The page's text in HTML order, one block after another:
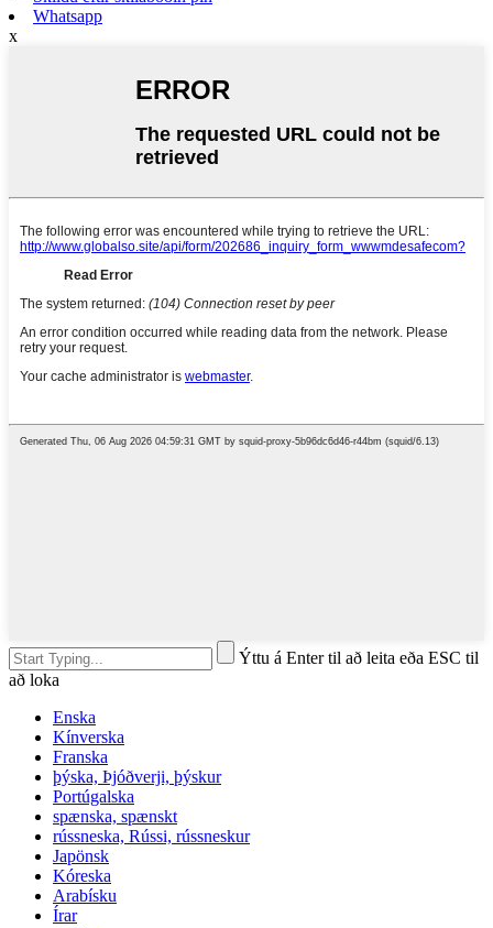
Whatsapp
x
Ýttu á Enter til að leita eða ESC til
að loka
Enska
Kínverska
Franska
þýska, Þjóðverji, þýskur
Portúgalska
spænska, spænskt
rússneska, Rússi, rússneskur
Japönsk
Kóreska
Arabísku
Írar